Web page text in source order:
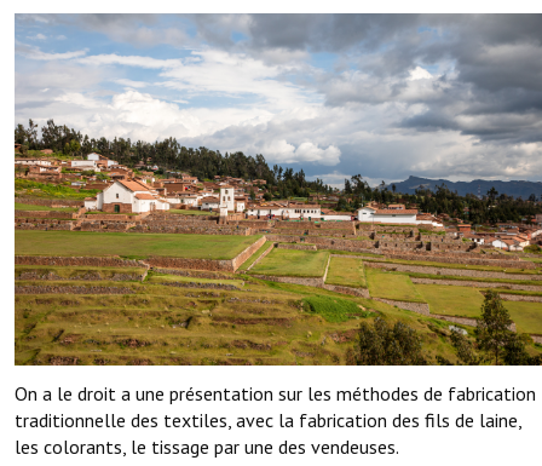
On a le droit a une présentation sur les méthodes de fabrication
traditionnelle des textiles, avec la fabrication des fils de laine,
les colorants, le tissage par une des vendeuses.